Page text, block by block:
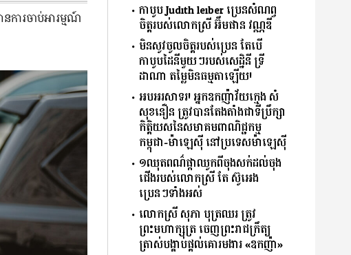
ារ​ចាប់អារម្មណ៍​
កាបូប Judith leiber ប្រេនសំណព្វ
ចិត្តរបស់លោកស្រី អ៊ឹមផាន វណ្ណឌី
មិនសូវចូលចិត្តរបស់ប្រេន តែបើ
កាបូបដៃនីមួយៗរបស់សេដ្ឋិនី ទ្រី
ដាណា តម្លៃមិនធម្មតាឡើយ!
អបអរសាទរ! អ្នកឧកញ៉ាវ័យក្មេង សំ
សុខនឿន ត្រូវបានតែងតាំងជា​ទីប្រឹក្សា​
កិត្តិយសនៃសមាគមពាណិជ្ជកម្ម
កម្ពុជា-ម៉ាឡេស៊ី នៅប្រទេសម៉ាឡេស៊ី
១ឈុតពណ៌ផ្កាឈូកពីចុងសក់ដល់ចុង
ជើងរបស់លោកស្រី តែ ស៊ូអេង
ប្រេនៗទាំងអស់
លោកស្រី សុភា បុត្រឈរ ត្រូវ
ព្រះមហាក្សត្រ ចេញព្រះរាជក្រឹត្យ
ត្រាស់បង្គាប់ផ្តល់គោរមងារ «ឧកញ៉ា»